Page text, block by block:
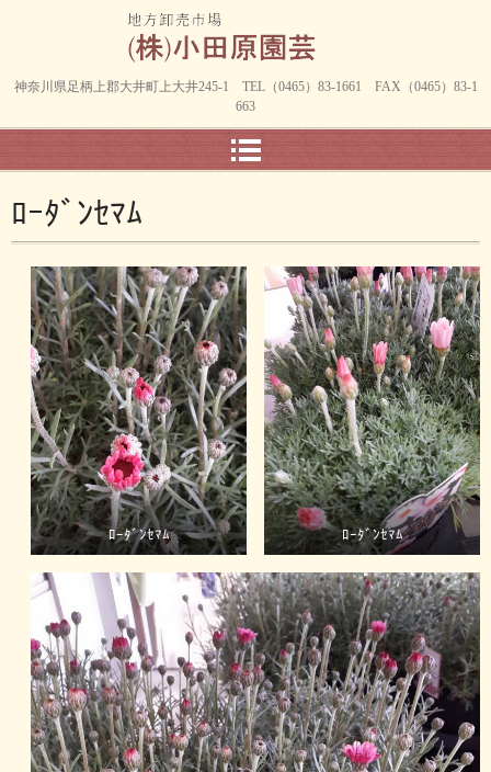
神奈川県足柄上郡大井町上大井245-1 TEL（0465）83-1661 FAX（0465）83-1
663
ﾛｰﾀﾞﾝｾﾏﾑ
ﾛｰﾀﾞﾝｾﾏﾑ ﾛｰﾀﾞﾝｾﾏﾑ